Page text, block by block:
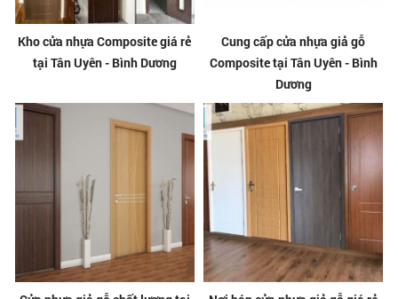
Kho cửa nhựa Composite giá rẻ
tại Tân Uyên - Bình Dương
Cung cấp cửa nhựa giả gỗ
Composite tại Tân Uyên - Bình
Dương